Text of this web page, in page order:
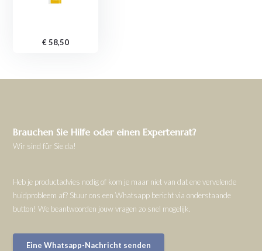
€ 58,50
Brauchen Sie Hilfe oder einen Expertenrat?
Wir sind für Sie da!
Heb je productadvies nodig of kom je maar niet van dat ene vervelende
huidprobleem af? Stuur ons een Whatsapp bericht via onderstaande
button! We beantwoorden jouw vragen zo snel mogelijk.
Eine Whatsapp-Nachricht senden